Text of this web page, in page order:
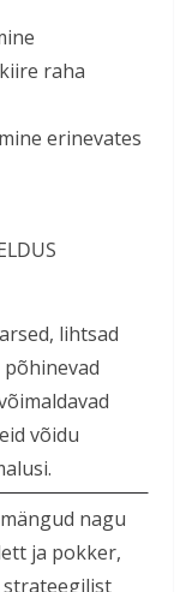
raha
erinevates
lihtsad
võidu
nagu
ja pokker,
strateegilist